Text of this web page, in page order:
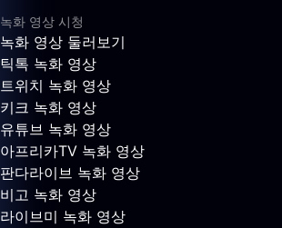
녹화 영상 시청
녹화 영상 둘러보기
틱톡 녹화 영상
트위치 녹화 영상
키크 녹화 영상
유튜브 녹화 영상
아프리카TV 녹화 영상
판다라이브 녹화 영상
비고 녹화 영상
라이브미 녹화 영상